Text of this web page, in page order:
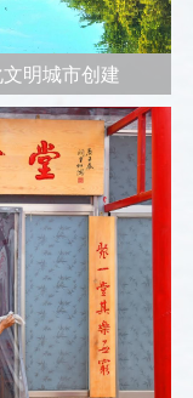
明城市创建